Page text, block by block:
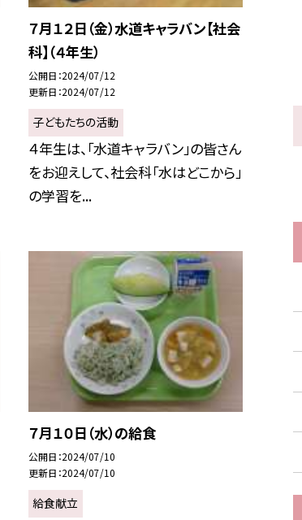
７月１２日（金）水道キャラバン【社会
科】（４年生）
公開日 2024/07/12
更新日 2024/07/12
子どもたちの活動
４年生は、「水道キャラバン」の皆さん
をお迎えして、社会科「水はどこから」
の学習を...
７月１０日（水）の給食
公開日 2024/07/10
更新日 2024/07/10
給食献立